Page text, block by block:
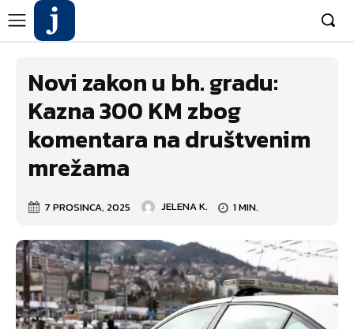
Novi zakon u bh. gradu:
Kazna 300 KM zbog
komentara na društvenim
mrežama
7 PROSINCA, 2025 JELENA K. 1MIN.